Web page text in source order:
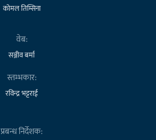
कोमल तिम्सिना
वेब:
सञ्जीव बर्मा
स्तम्भकार:
रविन्द्र भट्टराई
प्रबन्ध निर्देशक: